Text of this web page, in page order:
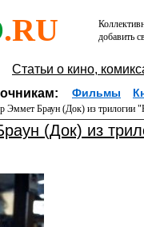
.RU
добавить
Статьи о кино,
Фильмы
Эммет Браун (Док) из трилогии
(Док) из